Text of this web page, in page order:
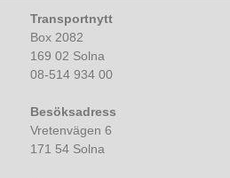
Transportnytt
Box 2082
169 02 Solna
08-514 934 00
Besöksadress
Vretenvägen 6
171 54 Solna